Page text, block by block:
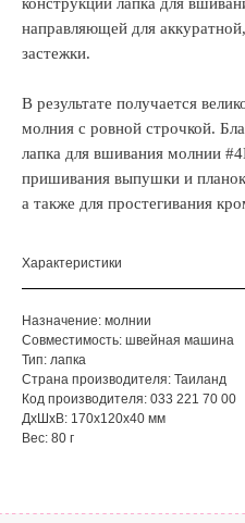
направляющей для
застежки.
В результате получается
молния с ровной строчкой.
лапка для вшивания молнии
пришивания выпушки и
а также для простегивания
Характеристики
Назначение: молнии
Совместимость: швейная машина
Тип: лапка
Страна производителя: Таиланд
Код производителя: 033 221 70 00
ДxШxВ: 170x120x40 мм
Вес: 80 г